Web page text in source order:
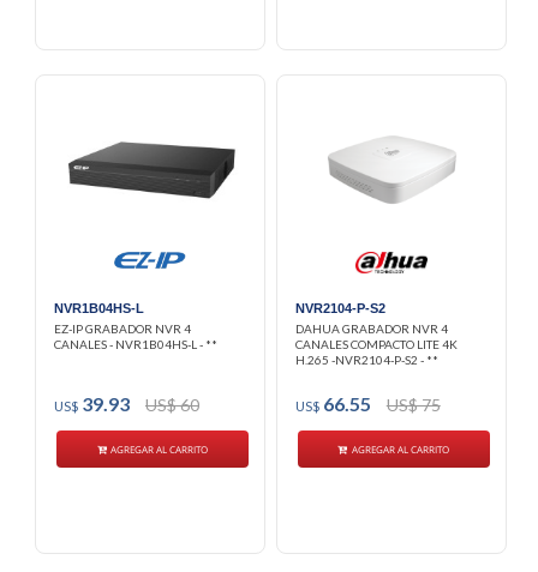
NVR1B04HS-L
EZ-IP GRABADOR NVR 4
CANALES - NVR1B04HS-L - **
US$ 39.93 US$ 60
AGREGAR AL CARRITO
NVR2104-P-S2
DAHUA GRABADOR NVR 4
CANALES COMPACTO LITE 4K
H.265 -NVR2104-P-S2 - **
US$66.55 US$ 75
AGREGAR AL CARRITO